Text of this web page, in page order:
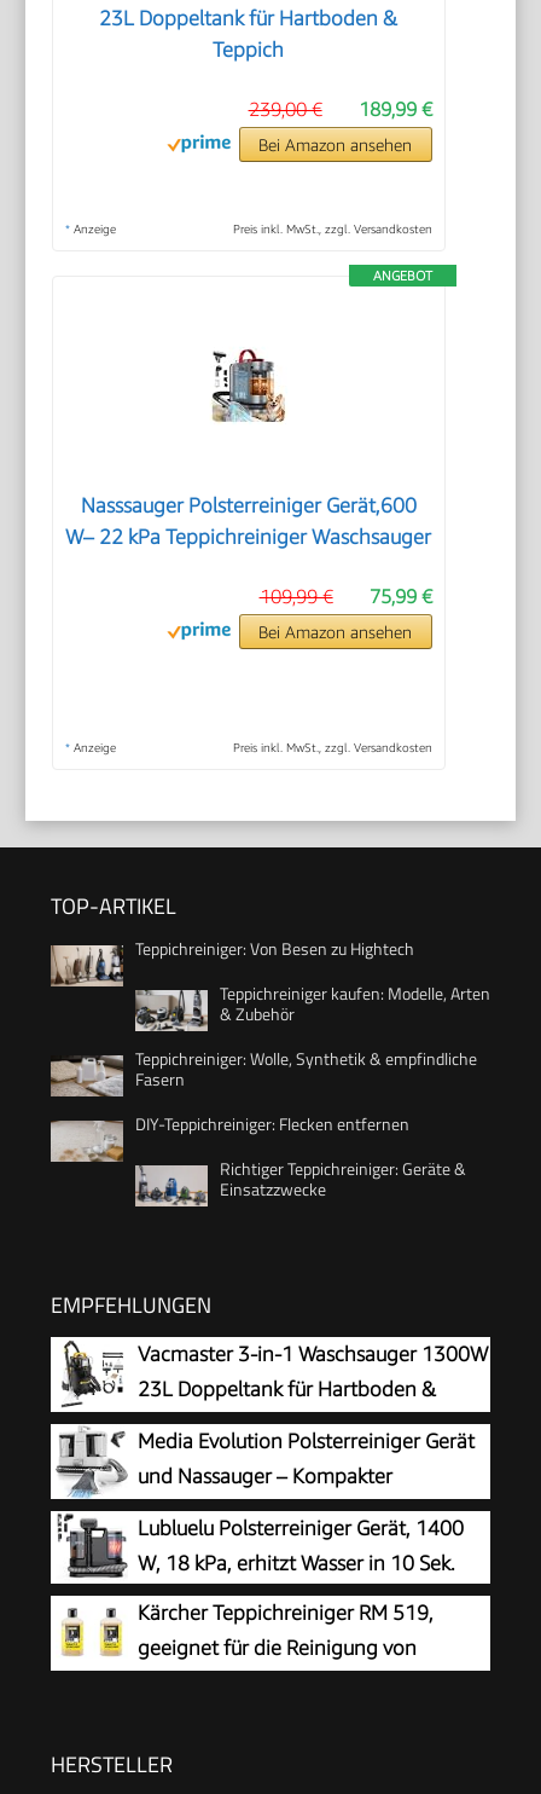
23L Doppeltank für Hartboden &
Teppich
189,99 €
239,00 €
Bei Amazon ansehen
* Anzeige Preis inkl. MwSt., zzgl. Versandkosten
ANGEBOT
Nasssauger Polsterreiniger Gerät,600
W– 22 kPa Teppichreiniger Waschsauger
75,99 €
109,99 €
Bei Amazon ansehen
* Anzeige Preis inkl. MwSt., zzgl. Versandkosten
TOP-ARTIKEL
Teppichreiniger: Von Besen zu Hightech
Teppichreiniger kaufen: Modelle, Arten
& Zubehör
Teppichreiniger: Wolle, Synthetik & empfindliche
Fasern
DIY-Teppichreiniger: Flecken entfernen
Richtiger Teppichreiniger: Geräte &
Einsatzzwecke
EMPFEHLUNGEN
Vacmaster 3-in-1 Waschsauger 1300W
23L Doppeltank für Hartboden &
Teppich
Media Evolution Polsterreiniger Gerät
und Nassauger – Kompakter
Teppichreiniger und Textilreiniger –
Waschsauger für Teppich, Polster Autositze &
Sofa
Lubluelu Polsterreiniger Gerät, 1400
W, 18 kPa, erhitzt Wasser in 10 Sek.
Kärcher Teppichreiniger RM 519,
geeignet für die Reinigung von
Reinigungsmittel (Packung mit 2)
HERSTELLER